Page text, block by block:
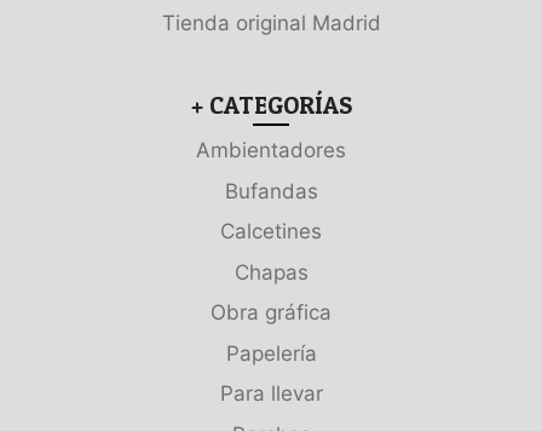
Tienda original Madrid
+ CATEGORÍAS
Ambientadores
Bufandas
Calcetines
Chapas
Obra gráfica
Papelería
Para llevar